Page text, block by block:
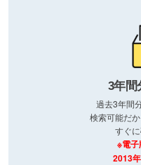
3年間
過去3年間
検索可能だ
すぐに
※電子
2013